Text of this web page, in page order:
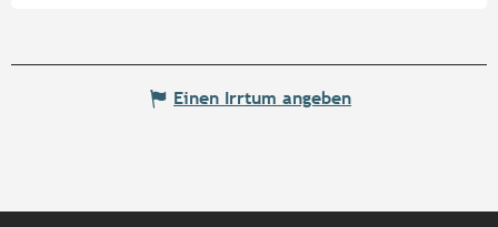
Einen Irrtum angeben